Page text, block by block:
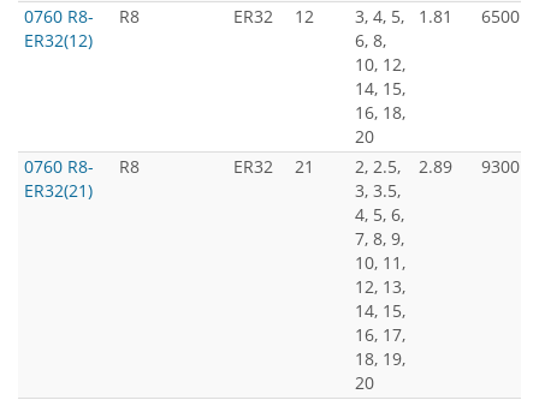
0760 R8-
ER32(12)
R8 ER32 12
3, 4, 5,
6, 8,
10, 12,
14, 15,
16, 18,
20
1.81 6500
0760 R8-
ER32(21)
R8 ER32 21
2, 2.5,
3, 3.5,
4, 5, 6,
7, 8, 9,
10, 11,
12, 13,
14, 15,
16, 17,
18, 19,
20
2.89 9300